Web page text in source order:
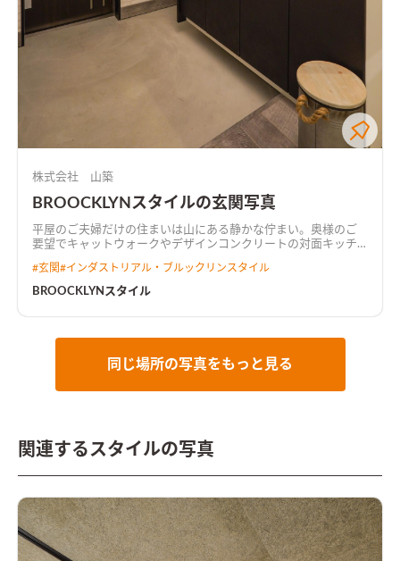
株式会社 山築
BROOCKLYNスタイルの玄関写真
平屋のご夫婦だけの住まいは山にある静かな佇まい。奥様のご
要望でキャットウォークやデザインコンクリートの対面キッチ
としたリビングに小上がりの畳スペースに猫と暮らすスタイ
ル。
#玄関#インダストリアル・ブルックリンスタイル
BROOCKLYNスタイル
同じ場所の写真をもっと見る
関連するスタイルの写真